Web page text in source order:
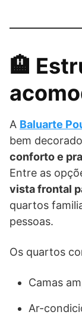
🏨
A Baluarte
bem
conforto e
Entre as
vista frontal
quartos
pessoas.
Os quartos
Camas
Ar-